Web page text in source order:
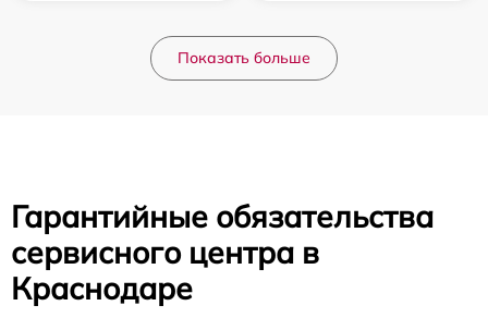
Показать больше
Гарантийные обязательства
сервисного центра в
Краснодаре